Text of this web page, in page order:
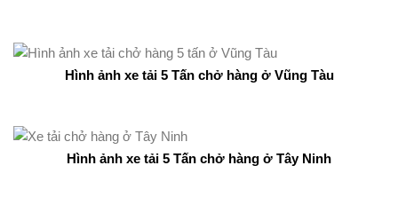
Hình ảnh xe tải 5 Tấn chở hàng ở Vũng Tàu
Hình ảnh xe tải 5 Tấn chở hàng ở Tây Ninh